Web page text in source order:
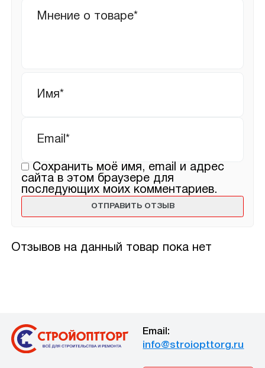
Отзывов на данный товар пока нет
отзыв
Сохранить моё имя, email и адрес
сайта в этом браузере для
последующих моих комментариев.
Email:
info@stroiopttorg.ru